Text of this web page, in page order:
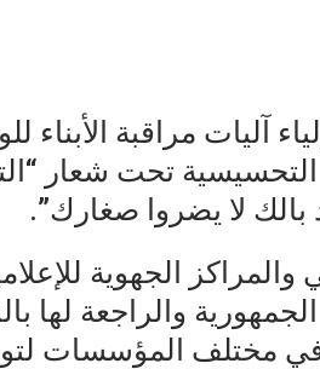
آليات مراقبة الأبناء
تحت شعار
بالك لا يضروا صغارك”.
الجهوية
والراجعة لها
في مختلف المؤسسات